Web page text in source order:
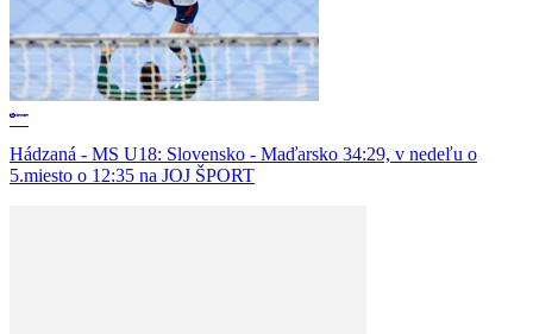
Hádzaná - MS U18: Slovensko - Maďarsko 34:29, v nedeľu o
5.miesto o 12:35 na JOJ ŠPORT